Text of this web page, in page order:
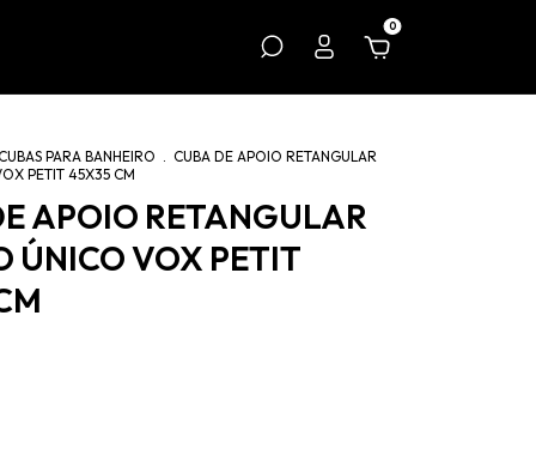
0
PARA BANHEIRO . CUBA DE APOIO RETANGULAR
PETIT 45X35 CM
APOIO RETANGULAR
ÚNICO VOX PETIT